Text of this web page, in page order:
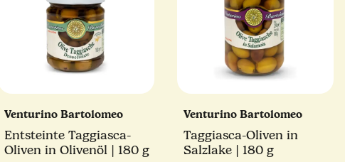
Venturino Bartolomeo
Entsteinte Taggiasca-
Oliven in Olivenöl | 180 g
Venturino Bartolomeo
Taggiasca-Oliven in
Salzlake | 180 g